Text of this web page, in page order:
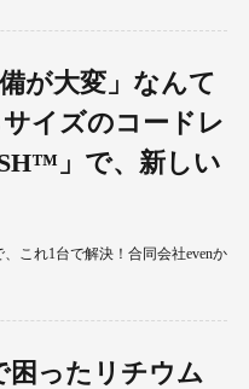
が大変」なんて
イズのコードレ
」で、新しい
これ1台で解決！合同会社evenか
困ったリチウム